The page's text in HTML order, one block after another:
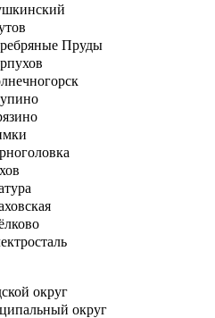
Пруды
округ
округ